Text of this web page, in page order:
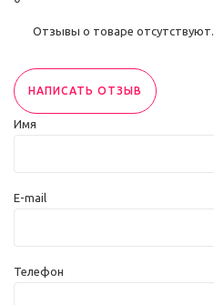
Отзывы о товаре отсутствуют.
НАПИСАТЬ ОТЗЫВ
Имя
E-mail
Телефон